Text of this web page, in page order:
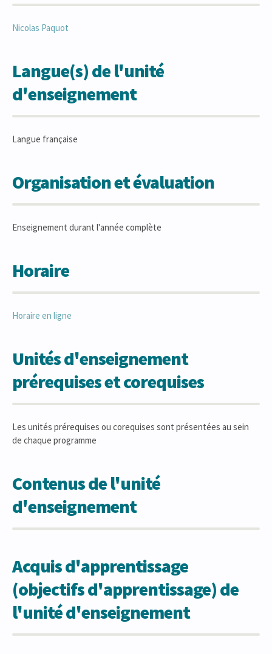
Nicolas Paquot
Langue(s) de l'unité
d'enseignement
Langue française
Organisation et évaluation
Enseignement durant l'année complète
Horaire
Horaire en ligne
Unités d'enseignement
prérequises et corequises
Les unités prérequises ou corequises sont présentées au sein
de chaque programme
Contenus de l'unité
d'enseignement
Acquis d'apprentissage
(objectifs d'apprentissage) de
l'unité d'enseignement